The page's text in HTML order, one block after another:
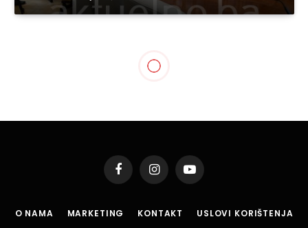
Sanacija dijela ulice Zmaja
od Bosne u MZ Kula
dec 2, 2015 1 Min Read